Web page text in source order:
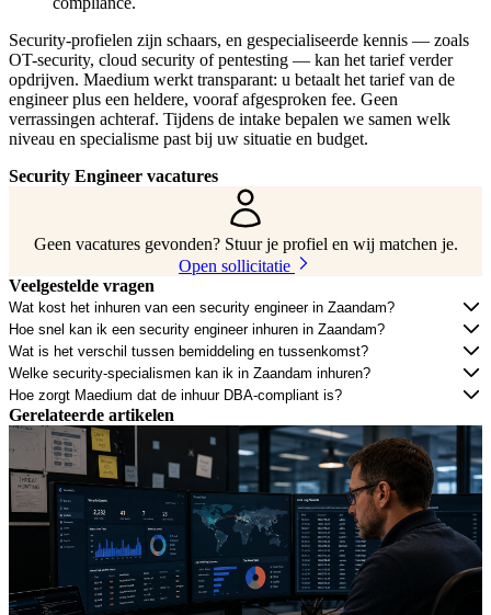
Security-profielen zijn schaars, en gespecialiseerde kennis — zoals
OT-security, cloud security of pentesting — kan het tarief verder
opdrijven. Maedium werkt transparant: u betaalt het tarief van de
engineer plus een heldere, vooraf afgesproken fee. Geen
verrassingen achteraf. Tijdens de intake bepalen we samen welk
niveau en specialisme past bij uw situatie en budget.
Security Engineer vacatures
Geen vacatures gevonden? Stuur je profiel en wij matchen je.
Open sollicitatie
Veelgestelde vragen
Wat kost het inhuren van een security engineer in Zaandam?
Hoe snel kan ik een security engineer inhuren in Zaandam?
Wat is het verschil tussen bemiddeling en tussenkomst?
Welke security-specialismen kan ik in Zaandam inhuren?
Hoe zorgt Maedium dat de inhuur DBA-compliant is?
Gerelateerde artikelen